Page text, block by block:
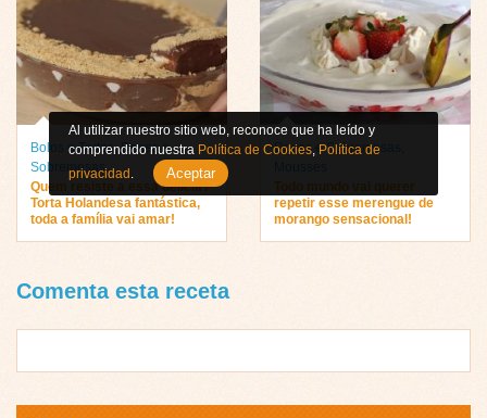
Bolos e Tortas,Doces e
Sobremesas
Quem resiste a essa delícia?
Torta Holandesa fantástica,
toda a família vai amar!
Doces e Sobremesas
repetir esse merengue de
morango sensacional!
Comenta esta receta
Al utilizar nuestro sitio web, reconoce que ha leído y
comprendido nuestra Política de Cookies, Política de
privacidad. Aceptar